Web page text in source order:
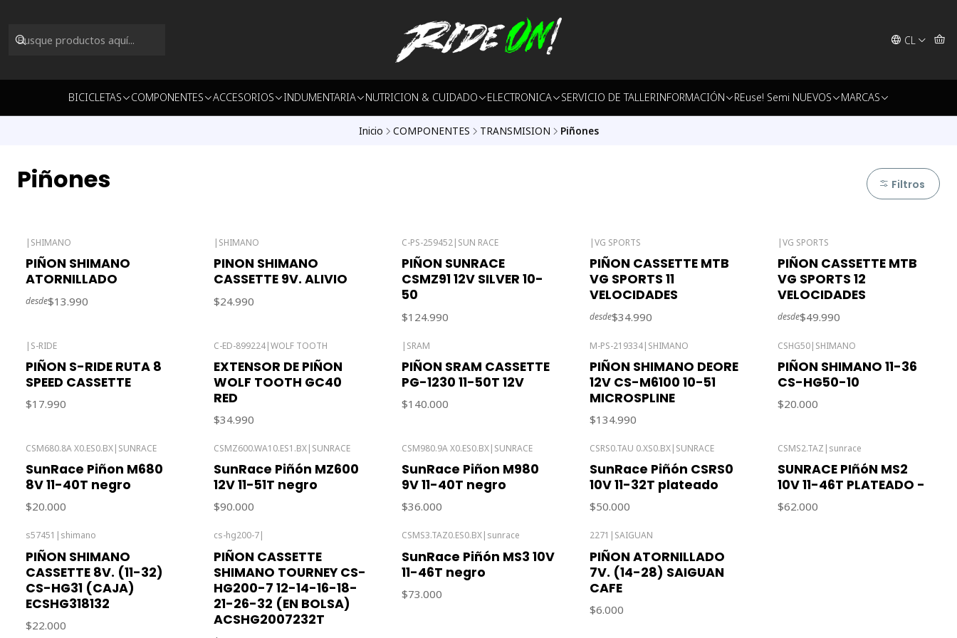
CL
BICICLETAS COMPONENTES ACCESORIOS INDUMENTARIA NUTRICION & CUIDADO ELECTRONICA SERVICIO DE TALLERINFORMACIÓN REuse! Semi NUEVOS MARCAS
Inicio COMPONENTES TRANSMISION Piñones
Piñones Filtros
| SHIMANO
PIÑON SHIMANO
ATORNILLADO
desde$13.990
| SHIMANO
PINON SHIMANO
CASSETTE 9V. ALIVIO
$24.990
C-PS-259452| SUN RACE
PIÑON SUNRACE
CSMZ91 12V SILVER 10-
50
$124.990
|VG SPORTS
PIÑON CASSETTE MTB
VG SPORTS 11
VELOCIDADES
desde$34.990
Agotado
|VG SPORTS
PIÑON CASSETTE MTB
VG SPORTS 12
VELOCIDADES
desde$49.990
| S-RIDE
PIÑON S-RIDE RUTA 8
SPEED CASSETTE
$17.990
C-ED-899224|WOLF TOOTH
EXTENSOR DE PIÑON
WOLF TOOTH GC40
RED
$34.990
| SRAM
PIÑON SRAM CASSETTE
PG-1230 11-50T 12V
$140.000
M-PS-219334| SHIMANO
PIÑON SHIMANO DEORE
12V CS-M6100 10-51
MICROSPLINE
$134.990
CSHG50| SHIMANO
PIÑON SHIMANO 11-36
CS-HG50-10
$20.000
CSM680.8A X0.ES0.BX| SUNRACE
SunRace Piñon M680
8V 11-40T negro
$20.000
CSMZ600.WA10.ES1.BX| SUNRACE
SunRace Piñón MZ600
12V 11-51T negro
$90.000
CSM980.9A X0.ES0.BX| SUNRACE
SunRace Piñon M980
9V 11-40T negro
$36.000
CSRS0.TAU 0.XS0.BX| SUNRACE
SunRace Piñón CSRS0
10V 11-32T plateado
$50.000
CSMS2.TAZ | sunrace
SUNRACE PIñóN MS2
10V 11-46T PLATEADO -
$62.000
s57451 | shimano
PIÑON SHIMANO
CASSETTE 8V. (11-32)
CS-HG31 (CAJA)
ECSHG318132
$22.000
cs-hg200-7|
PIÑON CASSETTE
SHIMANO TOURNEY CS-
HG200-7 12-14-16-18-
21-26-32 (EN BOLSA)
ACSHG2007232T
CSMS3.TAZ0.ES0.BX| sunrace
SunRace Piñón MS3 10V
11-46T negro
$73.000
2271 | SAIGUAN
PIÑON ATORNILLADO
7V. (14-28) SAIGUAN
CAFE
$6.000